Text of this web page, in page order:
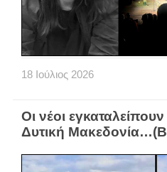
18 Ιούλιος 2026
Οι νέοι
Δυτική